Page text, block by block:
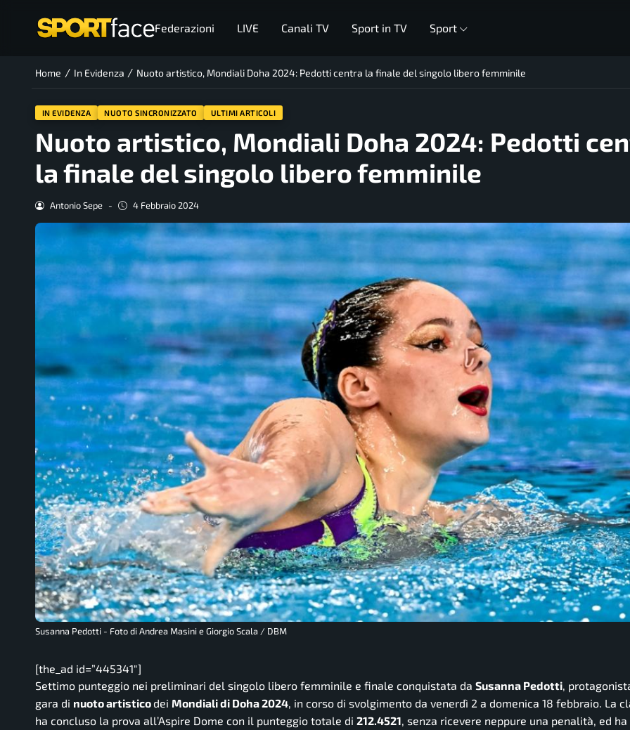
Federazioni LIVE Canali TV Sport in TV Sport
Home / In Evidenza / Nuoto artistico, Mondiali Doha 2024: Pedotti centra la finale del singolo libero femminile
IN EVIDENZA NUOTO SINCRONIZZATO ULTIMI ARTICOLI
Nuoto artistico, Mondiali Doha 2024: Pedotti
la finale del singolo libero femminile
Antonio Sepe - 4 Febbraio 2024
Susanna Pedotti - Foto di Andrea Masini e Giorgio Scala / DBM
[the_ad id=”445341″]
Settimo punteggio nei preliminari del singolo libero femminile e finale conquistata da Susanna Pedotti,
gara di nuoto artistico dei Mondiali di Doha 2024, in corso di svolgimento da venerdì 2 a domenica 18 febbraio. La
ha concluso la prova all’Aspire Dome con il punteggio totale di 212.4521, senza ricevere neppure una penalità, ed